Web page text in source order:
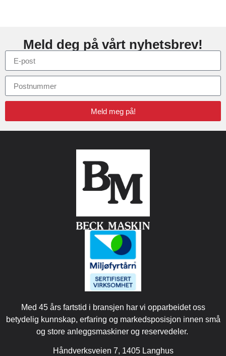
Meld deg på vårt nyhetsbrev!
Meld meg på!
Med 45 års fartstid i bransjen har vi opparbeidet oss
betydelig kunnskap, erfaring og markedsposisjon innen små
og store anleggsmaskiner og reservedeler.
Håndverksveien 7, 1405 Langhus